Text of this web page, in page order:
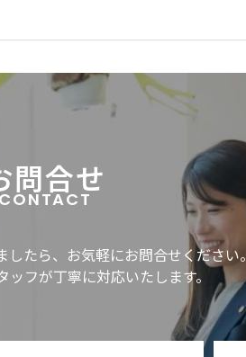
問合せ
CONTACT
たら、お気軽にお問合せください。
ッフが丁寧に対応いたします。